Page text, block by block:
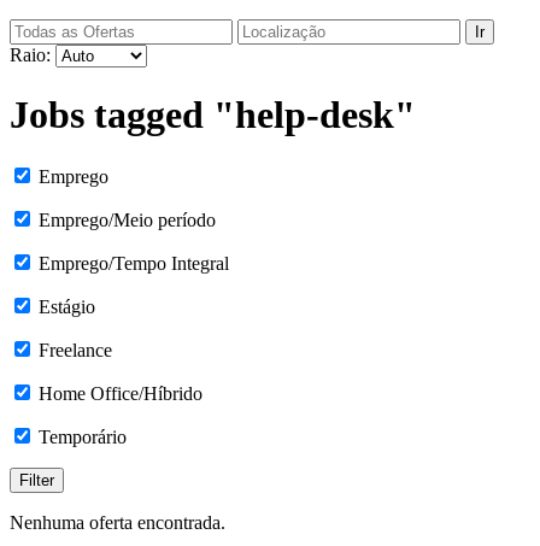
Ir
Raio:
Jobs tagged "help-desk"
Emprego
Emprego/Meio período
Emprego/Tempo Integral
Estágio
Freelance
Home Office/Híbrido
Temporário
Nenhuma oferta encontrada.